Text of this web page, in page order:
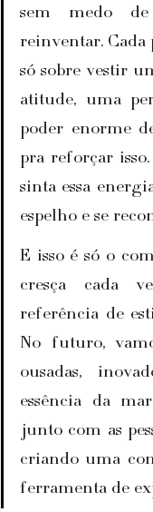
sem medo
reinventar. Cada
só sobre vestir
atitude, uma
poder enorme
pra reforçar
sinta essa
espelho e se
E isso é só o
cresça cada
referência de
No futuro,
ousadas,
essência da
junto com as
criando uma
ferramenta de